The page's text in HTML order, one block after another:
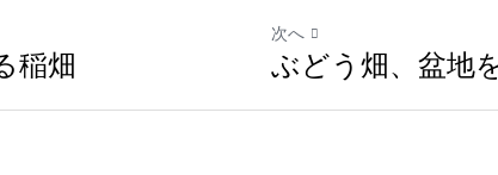
次へ
ぶどう畑、盆地を背景に